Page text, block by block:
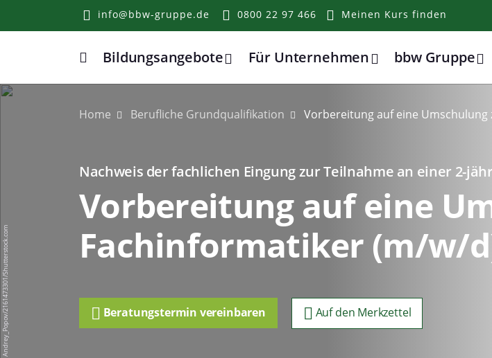
info@bbw-gruppe.de 0800 22 97 466 Meinen Kurs finden
Home
Bildungsangebote Für Unternehmen bbw Gruppe
Home Berufliche Grundqualifikation Vorbereitung auf eine Umschulung
Nachweis der fachlichen Eingung zur Teilnahme an einer 2-
Vorbereitung auf eine
Fachinformatiker (m/w/
Beratungstermin vereinbaren Auf den Merkzettel
Andrey_Popov/2161473301/Shutterstock.com